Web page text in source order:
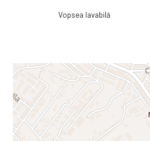
Vopsea lavabilă